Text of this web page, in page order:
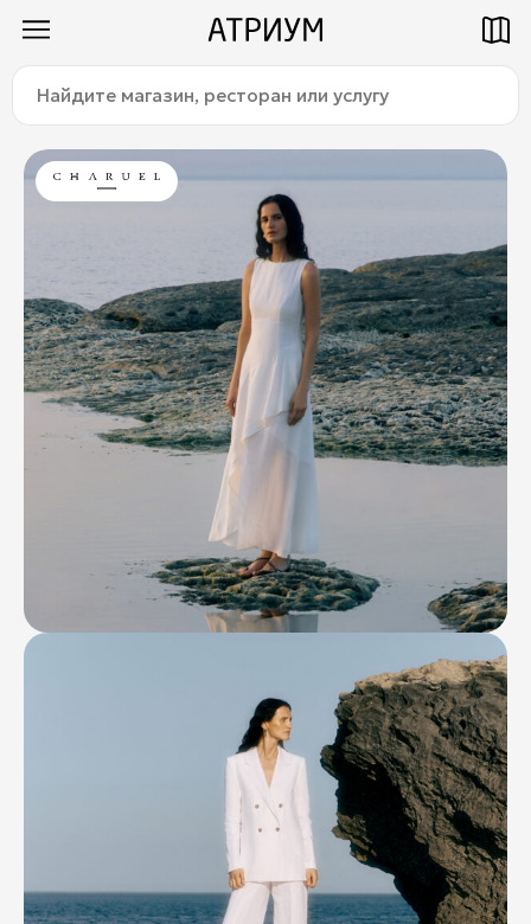
Как добраться Паркинг
Еда
Услуги
Детям
О торговом центре
Ваканcии
Заявка на аренду
Найдите
магазин,
ресторан
или
услугу:
Title